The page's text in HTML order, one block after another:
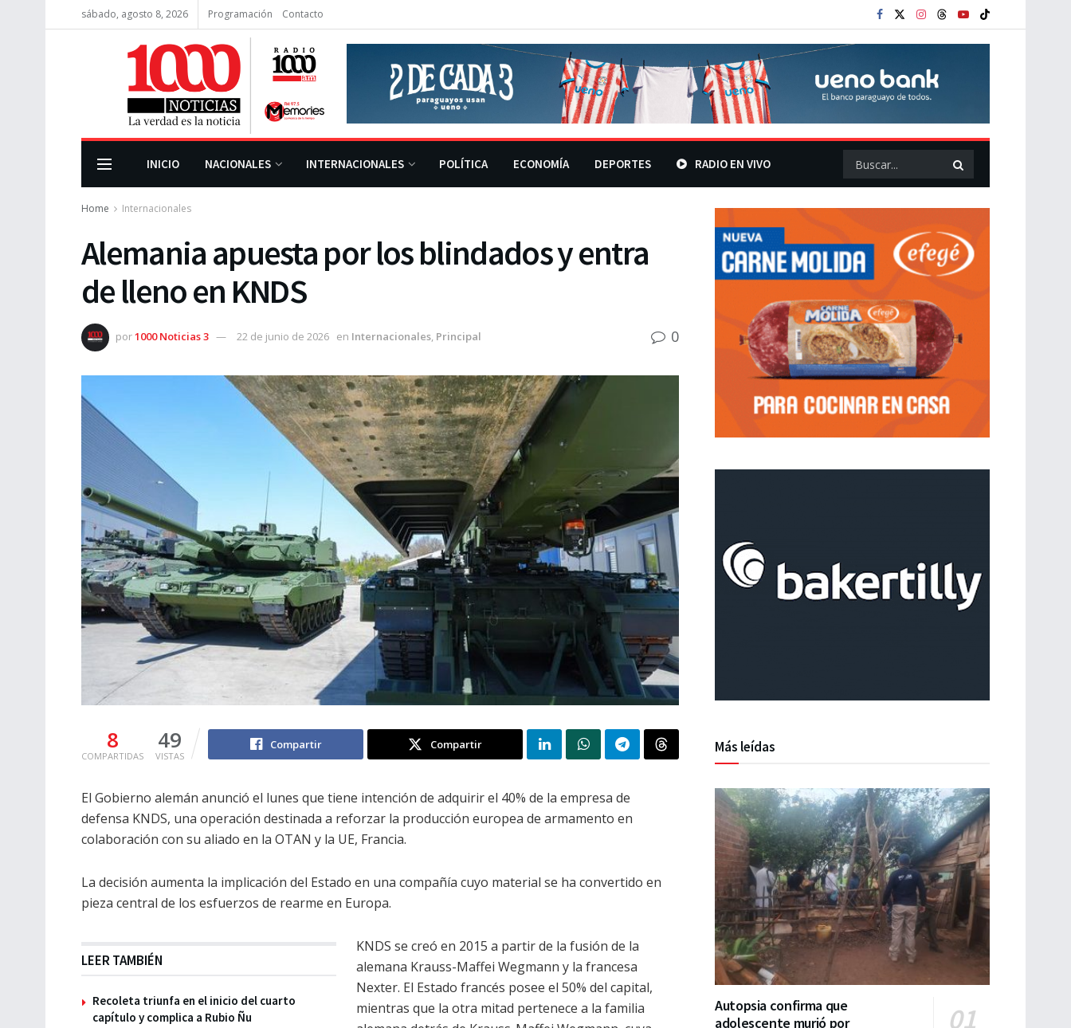
sábado, agosto 8, 2026 Programación Contacto
INICIO NACIONALES INTERNACIONALES POLÍTICA ECONOMÍA DEPORTES RADIO EN VIVO
Home Internacionales
Alemania apuesta por los blindados y entra
de lleno en KNDS
por1000 Noticias 3 22 de junio de 2026 en Internacionales, Principal 0
8
COMPARTIDAS
49
VISTAS
Compartir Compartir
El Gobierno alemán anunció el lunes que tiene intención de adquirir el 40% de la empresa de
defensa KNDS, una operación destinada a reforzar la producción europea de armamento en
colaboración con su aliado en la OTAN y la UE, Francia.
La decisión aumenta la implicación del Estado en una compañía cuyo material se ha convertido en
pieza central de los esfuerzos de rearme en Europa.
LEER TAMBIÉN
Recoleta triunfa en el inicio del cuarto
capítulo y complica a Rubio Ñu
KNDS se creó en 2015 a partir de la fusión de la
alemana Krauss-Maffei Wegmann y la francesa
Nexter. El Estado francés posee el 50% del capital,
mientras que la otra mitad pertenece a la familia
Más leídas
Autopsia confirma que
adolescente murió por